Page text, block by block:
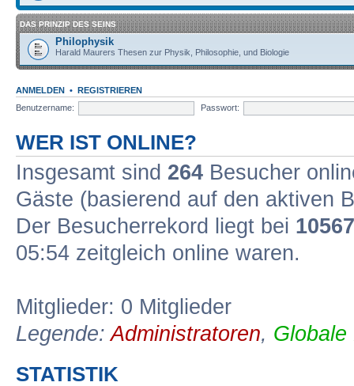
DAS PRINZIP DES SEINS
Philophysik
Harald Maurers Thesen zur Physik, Philosophie, und Biologie
ANMELDEN • REGISTRIEREN
Benutzername:
Passwort:
WER IST ONLINE?
Insgesamt sind 264 Besucher
Gäste (basierend auf den aktiven
Der Besucherrekord liegt bei 10567
05:54 zeitgleich online waren.
Mitglieder: 0 Mitglieder
Legende:Administratoren, Globale
STATISTIK